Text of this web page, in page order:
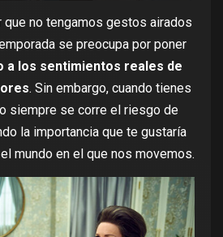
que no tengamos gestos airados
se preocupa por poner
a los sentimientos reales de
. Sin embargo, cuando tienes
siempre se corre el riesgo de
la importancia que te gustaría
mundo en el que nos movemos.